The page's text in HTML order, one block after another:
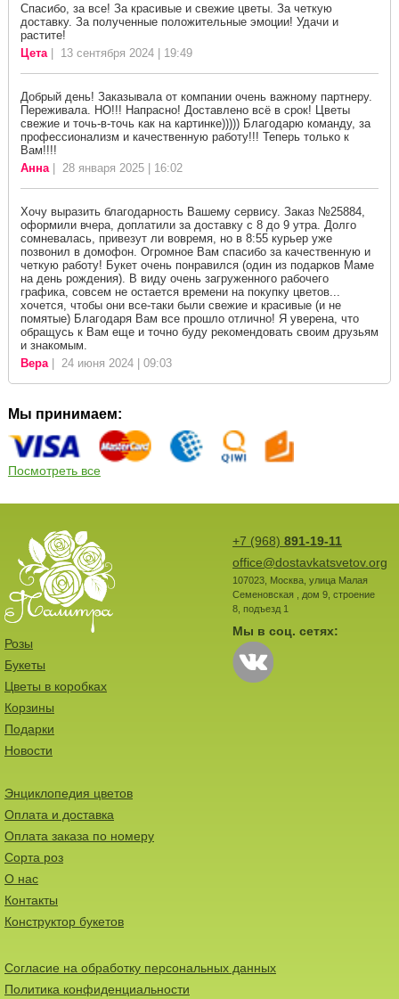
Спасибо, за все! За красивые и свежие цветы. За четкую
доставку. За полученные положительные эмоции! Удачи и
растите!
Цета| 13 сентября 2024 | 19:49
Добрый день! Заказывала от компании очень важному партнеру.
Переживала. НО!!! Напрасно! Доставлено всё в срок! Цветы
свежие и точь-в-точь как на картинке))))) Благодарю команду, за
профессионализм и качественную работу!!! Теперь только к
Вам!!!!
Анна| 28 января 2025 | 16:02
Хочу выразить благодарность Вашему сервису. Заказ №25884,
оформили вчера, доплатили за доставку с 8 до 9 утра. Долго
сомневалась, привезут ли вовремя, но в 8:55 курьер уже
позвонил в домофон. Огромное Вам спасибо за качественную и
четкую работу! Букет очень понравился (один из подарков Маме
на день рождения). В виду очень загруженного рабочего
графика, совсем не остается времени на покупку цветов...
хочется, чтобы они все-таки были свежие и красивые (и не
помятые) Благодаря Вам все прошло отлично! Я уверена, что
обращусь к Вам еще и точно буду рекомендовать своим друзьям
и знакомым.
Вера| 24 июня 2024 | 09:03
Мы принимаем:
Посмотреть все
+7 (968) 891-19-11
office@dostavkatsvetov.org
107023, Москва, улица Малая
Семеновская , дом 9, строение
8, подъезд 1
Мы в соц. сетях:
Розы
Букеты
Цветы в коробках
Корзины
Подарки
Новости
Энциклопедия цветов
Оплата и доставка
Оплата заказа по номеру
Сорта роз
О нас
Контакты
Конструктор букетов
Согласие на обработку персональных данных
Политика конфиденциальности